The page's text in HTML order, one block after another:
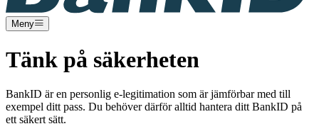
Meny
Tänk på säkerheten
BankID är en personlig e-legitimation som är jämförbar med till
exempel ditt pass. Du behöver därför alltid hantera ditt BankID på
ett säkert sätt.